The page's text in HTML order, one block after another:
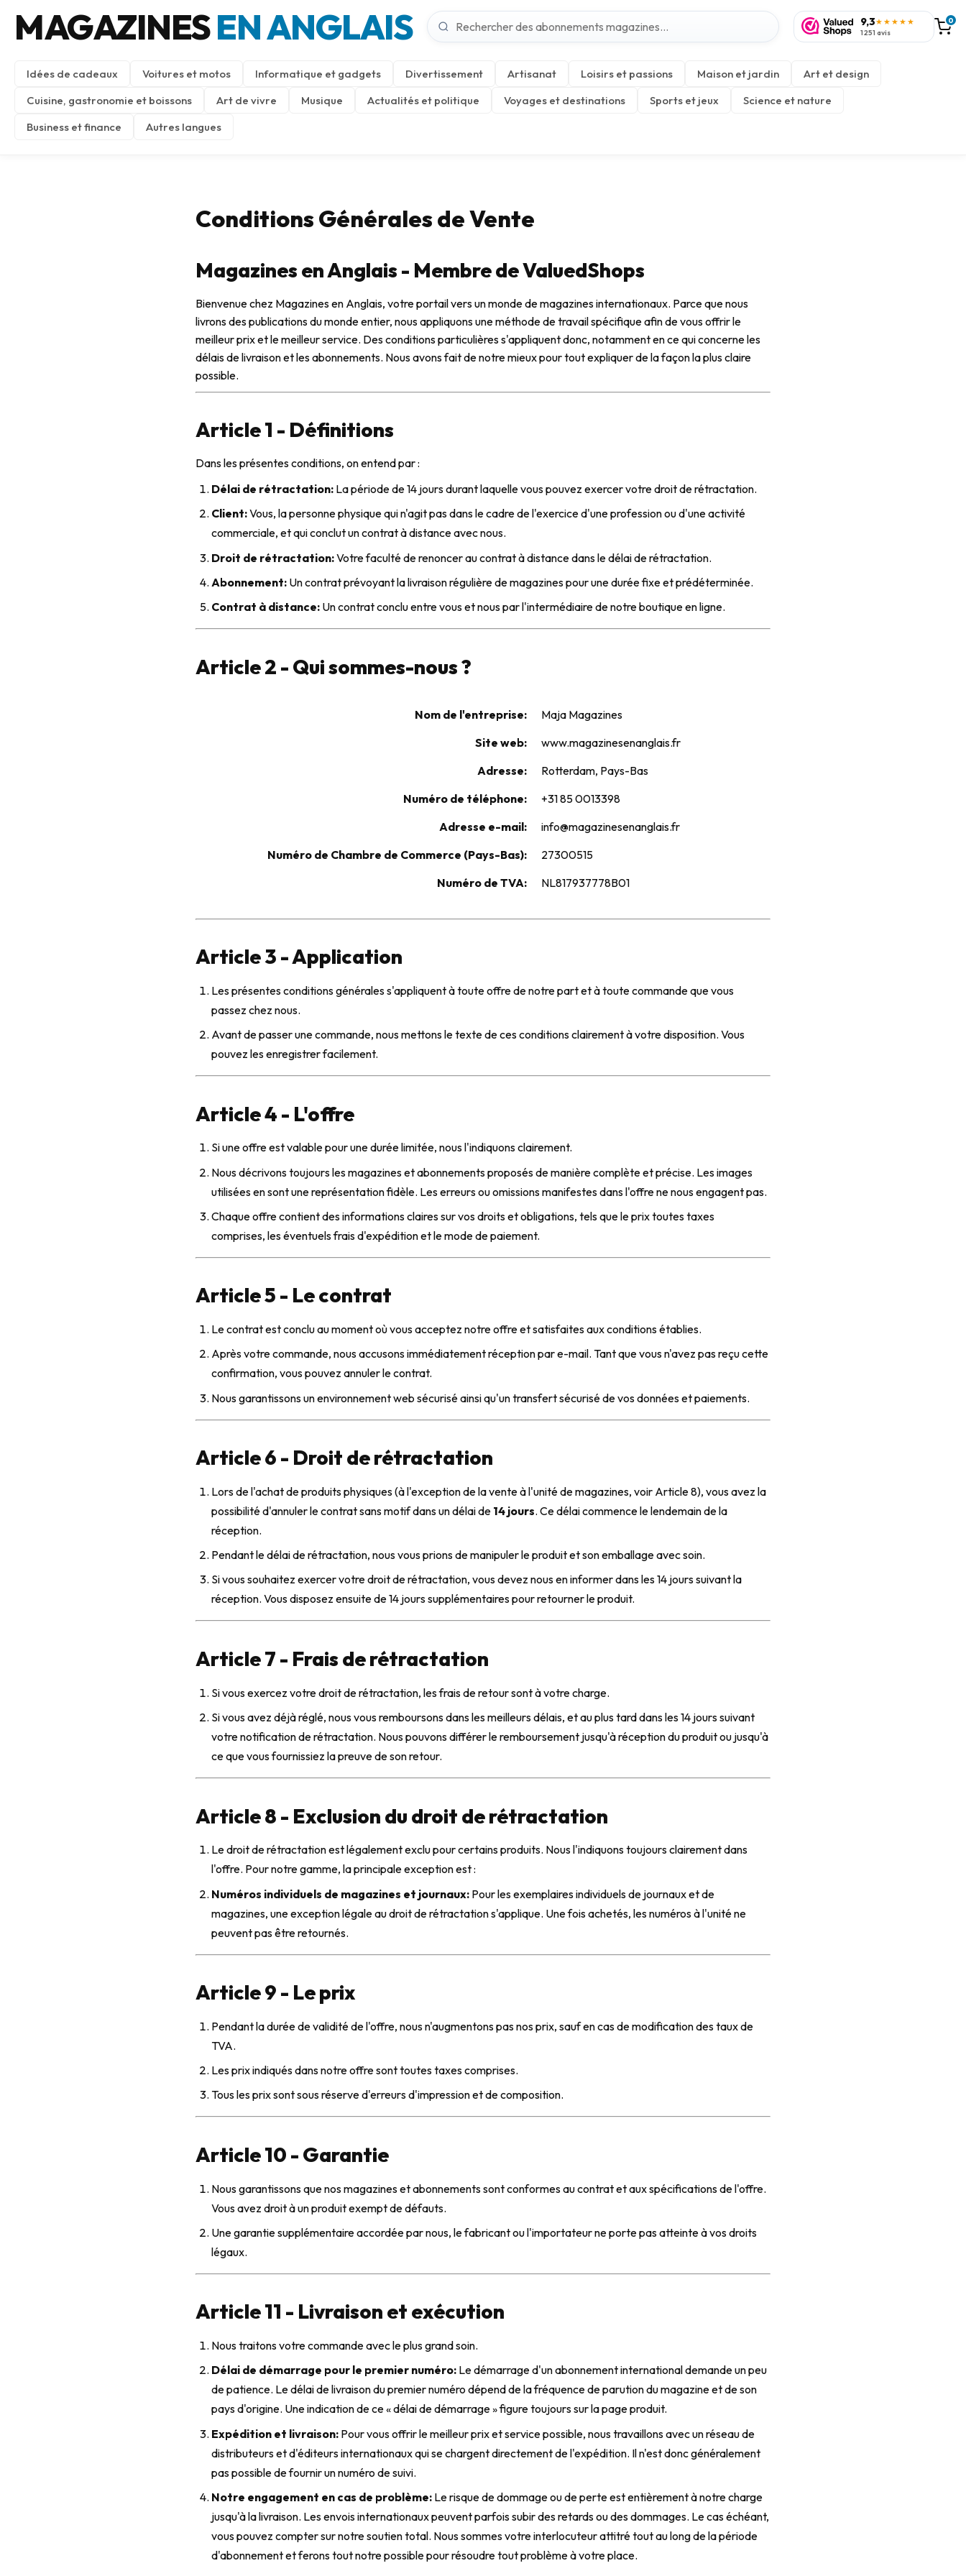
MAGAZINESEN ANGLAIS 9,3★★★★★
1 251 avis
0
Idées de cadeaux Voitures et motos Informatique et gadgets Divertissement Artisanat Loisirs et passions Maison et jardin
Art et design
Cuisine, gastronomie et boissons
Art de vivre Musique Actualités et politique Voyages et destinations Sports et jeux
Science et nature
Business et finance
Autres langues
Conditions Générales de Vente
Magazines en Anglais - Membre de ValuedShops
Bienvenue chez Magazines en Anglais, votre portail vers un monde de magazines internationaux. Parce que nous
livrons des publications du monde entier, nous appliquons une méthode de travail spécifique afin de vous offrir le
meilleur prix et le meilleur service. Des conditions particulières s'appliquent donc, notamment en ce qui concerne les
délais de livraison et les abonnements. Nous avons fait de notre mieux pour tout expliquer de la façon la plus claire
possible.
Article 1 - Définitions
Dans les présentes conditions, on entend par :
Délai de rétractation: La période de 14 jours durant laquelle vous pouvez exercer votre droit de rétractation.
Client:Vous, la personne physique qui n'agit pas dans le cadre de l'exercice d'une profession ou d'une activité
commerciale, et qui conclut un contrat à distance avec nous.
Droit de rétractation:Votre faculté de renoncer au contrat à distance dans le délai de rétractation.
Abonnement: Un contrat prévoyant la livraison régulière de magazines pour une durée fixe et prédéterminée.
Contrat à distance: Un contrat conclu entre vous et nous par l'intermédiaire de notre boutique en ligne.
Article 2 - Qui sommes-nous ?
Nom de l'entreprise:
Maja Magazines
Site web:
www.magazinesenanglais.fr
Adresse:
Rotterdam, Pays-Bas
Numéro de téléphone:
+31 85 0013398
Adresse e-mail:
info@magazinesenanglais.fr
Numéro de Chambre de Commerce (Pays-Bas):
27300515
Numéro de TVA:
NL817937778B01
Article 3 - Application
Les présentes conditions générales s'appliquent à toute offre de notre part et à toute commande que vous
passez chez nous.
Avant de passer une commande, nous mettons le texte de ces conditions clairement à votre disposition. Vous
pouvez les enregistrer facilement.
Article 4 - L'offre
Si une offre est valable pour une durée limitée, nous l'indiquons clairement.
Nous décrivons toujours les magazines et abonnements proposés de manière complète et précise. Les images
utilisées en sont une représentation fidèle. Les erreurs ou omissions manifestes dans l'offre ne nous engagent pas.
Chaque offre contient des informations claires sur vos droits et obligations, tels que le prix toutes taxes
comprises, les éventuels frais d'expédition et le mode de paiement.
Article 5 - Le contrat
Le contrat est conclu au moment où vous acceptez notre offre et satisfaites aux conditions établies.
Après votre commande, nous accusons immédiatement réception par e-mail. Tant que vous n'avez pas reçu cette
confirmation, vous pouvez annuler le contrat.
Nous garantissons un environnement web sécurisé ainsi qu'un transfert sécurisé de vos données et paiements.
Article 6 - Droit de rétractation
Lors de l'achat de produits physiques (à l'exception de la vente à l'unité de magazines, voir Article 8), vous avez la
possibilité d'annuler le contrat sans motif dans un délai de 14 jours. Ce délai commence le lendemain de la
réception.
Pendant le délai de rétractation, nous vous prions de manipuler le produit et son emballage avec soin.
Si vous souhaitez exercer votre droit de rétractation, vous devez nous en informer dans les 14 jours suivant la
réception. Vous disposez ensuite de 14 jours supplémentaires pour retourner le produit.
Article 7 - Frais de rétractation
Si vous exercez votre droit de rétractation, les frais de retour sont à votre charge.
Si vous avez déjà réglé, nous vous remboursons dans les meilleurs délais, et au plus tard dans les 14 jours suivant
votre notification de rétractation. Nous pouvons différer le remboursement jusqu'à réception du produit ou jusqu'à
ce que vous fournissiez la preuve de son retour.
Article 8 - Exclusion du droit de rétractation
Le droit de rétractation est légalement exclu pour certains produits. Nous l'indiquons toujours clairement dans
l'offre. Pour notre gamme, la principale exception est :
Numéros individuels de magazines et journaux: Pour les exemplaires individuels de journaux et de
magazines, une exception légale au droit de rétractation s'applique. Une fois achetés, les numéros à l'unité ne
peuvent pas être retournés.
Article 9 - Le prix
Pendant la durée de validité de l'offre, nous n'augmentons pas nos prix, sauf en cas de modification des taux de
TVA.
Les prix indiqués dans notre offre sont toutes taxes comprises.
Tous les prix sont sous réserve d'erreurs d'impression et de composition.
Article 10 - Garantie
Nous garantissons que nos magazines et abonnements sont conformes au contrat et aux spécifications de l'offre.
Vous avez droit à un produit exempt de défauts.
Une garantie supplémentaire accordée par nous, le fabricant ou l'importateur ne porte pas atteinte à vos droits
légaux.
Article 11 - Livraison et exécution
Nous traitons votre commande avec le plus grand soin.
Délai de démarrage pour le premier numéro: Le démarrage d'un abonnement international demande un peu
de patience. Le délai de livraison du premier numéro dépend de la fréquence de parution du magazine et de son
pays d'origine. Une indication de ce « délai de démarrage » figure toujours sur la page produit.
Expédition et livraison: Pour vous offrir le meilleur prix et service possible, nous travaillons avec un réseau de
distributeurs et d'éditeurs internationaux qui se chargent directement de l'expédition. Il n'est donc généralement
pas possible de fournir un numéro de suivi.
Notre engagement en cas de problème: Le risque de dommage ou de perte est entièrement à notre charge
jusqu'à la livraison. Les envois internationaux peuvent parfois subir des retards ou des dommages. Le cas échéant,
vous pouvez compter sur notre soutien total. Nous sommes votre interlocuteur attitré tout au long de la période
d'abonnement et ferons tout notre possible pour résoudre tout problème à votre place.